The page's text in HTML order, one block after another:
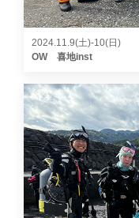
2024.11.9(土)-10(日)
OW 喜地inst